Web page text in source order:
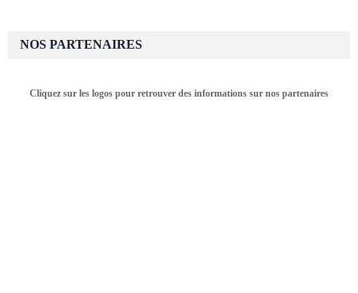
NOS PARTENAIRES
Cliquez sur les logos pour retrouver des informations sur nos partenaires